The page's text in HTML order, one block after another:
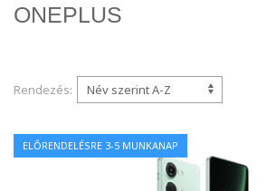
ONEPLUS
Rendezés:
ELŐRENDELÉSRE 3-5 MUNKANAP